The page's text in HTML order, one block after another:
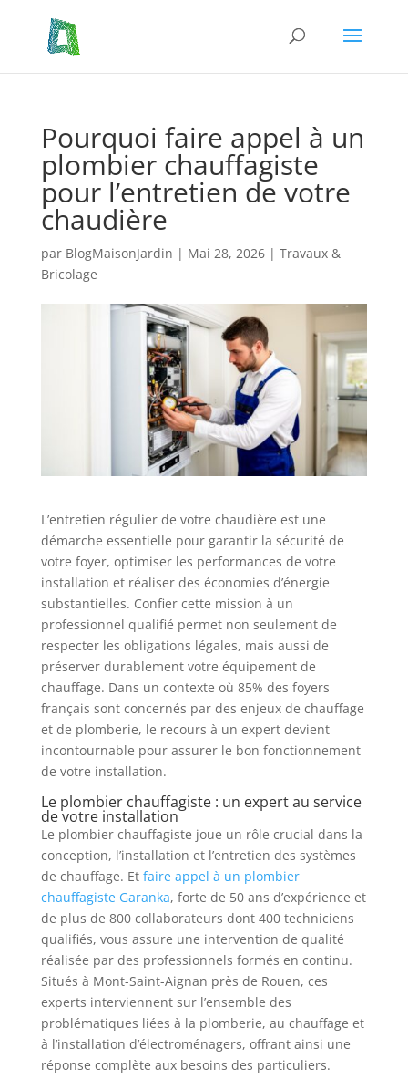
Pourquoi faire appel à un
plombier chauffagiste
pour l’entretien de votre
chaudière
par BlogMaisonJardin | Mai 28, 2026| Travaux &
Bricolage
L’entretien régulier de votre chaudière est une
démarche essentielle pour garantir la sécurité de
votre foyer, optimiser les performances de votre
installation et réaliser des économies d’énergie
substantielles. Confier cette mission à un
professionnel qualifié permet non seulement de
respecter les obligations légales, mais aussi de
préserver durablement votre équipement de
chauffage. Dans un contexte où 85% des foyers
français sont concernés par des enjeux de chauffage
et de plomberie, le recours à un expert devient
incontournable pour assurer le bon fonctionnement
de votre installation.
Le plombier chauffagiste : un expert au service
de votre installation
Le plombier chauffagiste joue un rôle crucial dans la
conception, l’installation et l’entretien des systèmes
de chauffage. Et faire appel à un plombier
chauffagiste Garanka, forte de 50 ans d’expérience et
de plus de 800 collaborateurs dont 400 techniciens
qualifiés, vous assure une intervention de qualité
réalisée par des professionnels formés en continu.
Situés à Mont-Saint-Aignan près de Rouen, ces
experts interviennent sur l’ensemble des
problématiques liées à la plomberie, au chauffage et
à l’installation d’électroménagers, offrant ainsi une
réponse complète aux besoins des particuliers.